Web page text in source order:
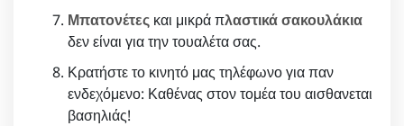
Μπατονέτες και μικρά πλαστικά σακουλάκια
δεν είναι για την τουαλέτα σας.
Κρατήστε το κινητό μας τηλέφωνο για παν
ενδεχόμενο: Καθένας στον τομέα του αισθανεται
βασηλιάς!